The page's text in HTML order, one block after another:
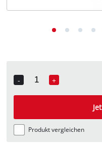
-
Quantity
+
Produkt vergleichen